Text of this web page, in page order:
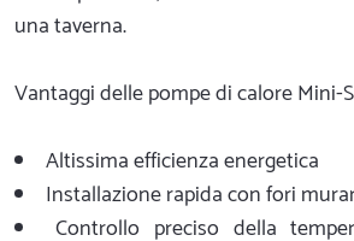
una taverna.
Vantaggi delle pompe di calore Mini-
Altissima efficienza energetica
Installazione rapida con fori
Controllo preciso della